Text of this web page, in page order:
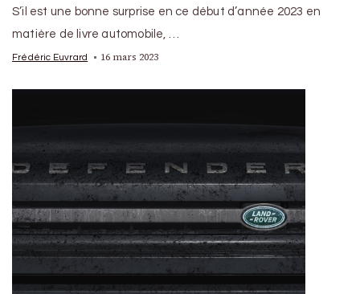
S’il est une bonne surprise en ce début d’année 2023 en
matière de livre automobile, …
Frédéric Euvrard 16 mars 2023